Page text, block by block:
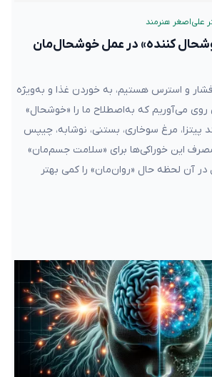
علی‌اصغر هنرمند
کننده» در عمل خوشحال‌مان
و استرس هستیم، به خوردن غذا و به‌ویژه
می‌آوریم که به‌اصطلاح ما را «خوشحال»
پیتزا، مرغ سوخاری، بستنی، نوشابه، چیپس
این خوراکی‌ها برای «سلامت‌ جسم‌مان»
آن لحظه حال «روان‌مان» را کمی بهتر